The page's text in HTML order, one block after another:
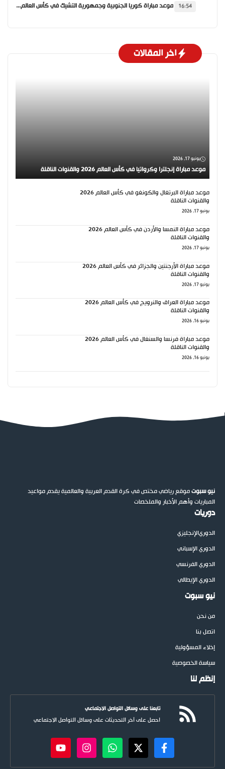
16:54 موعد مباراة كوريا الجنوبية وجمهورية التشيك في كأس العالم 2026 والقنوات الناقلة
اخر المقالات
يونيو 17, 2026
موعد مباراة إنجلترا وكرواتيا في كأس العالم 2026 والقنوات الناقلة
موعد مباراة البرتغال والكونغو في كأس العالم 2026
والقنوات الناقلة
يونيو 17, 2026
موعد مباراة النمسا والأردن في كأس العالم 2026
والقنوات الناقلة
يونيو 17, 2026
موعد مباراة الأرجنتين والجزائر في كأس العالم 2026
والقنوات الناقلة
يونيو 17, 2026
موعد مباراة العراق والنرويج في كأس العالم 2026
والقنوات الناقلة
يونيو 16, 2026
موعد مباراة فرنسا والسنغال في كأس العالم 2026
والقنوات الناقلة
يونيو 16, 2026
نيو سبوتموقع رياضي مختص في كرة القدم العربية والعالمية يقدم مواعيد
المباريات وأهم الأخبار والملخصات
دوريات
الدوريالإنجليزي
الدوري الإسباني
الدوري الفرنسي
الدوري الإيطالي
نيو سبوت
من نحن
اتصل بنا
إخلاء المسؤولية
سياسة الخصوصية
إنظم لنا
تابعنا على وسائل التواصل الاجتماعي
احصل على آخر التحديثات على وسائل التواصل الاجتماعي